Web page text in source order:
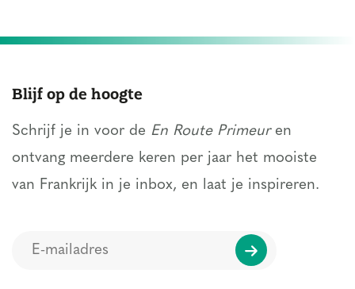
Blijf op de hoogte
Schrijf je in voor de En Route Primeuren
ontvang meerdere keren per jaar het mooiste
van Frankrijk in je inbox, en laat je inspireren.